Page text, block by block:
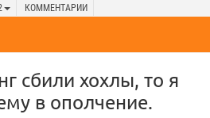
КОММЕНТАРИИ
сбили хохлы, то я
в ополчение.